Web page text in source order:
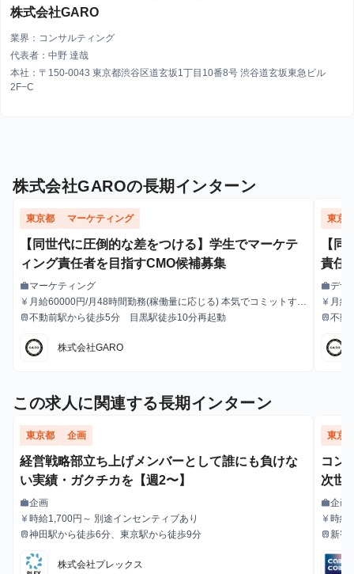
株式会社GARO
業界：コンサルティング
代表者：中野 達哉
本社：〒150-0043 東京都渋谷区道玄坂1丁目10番8号 渋谷道玄坂東急ビル
2F−C
株式会社GAROの長期インターン
東京都 マーケティング
【同世代に圧倒的な差をつける】学生でマーケテ
ィング責任者を目指すCMO候補募集
職種
workマーケティング
給与
currency_yen 月給60000円/月48時間勤務(稼働量に応じる) 本気でコミットすれ
ば、学生でも圧倒的な実績と報酬を得られる環境です。
最寄駅
train不動前駅から徒歩5分 目黒駅徒歩10分再起動
株式会社GARO
東京
【
責任
職種
workデザ
給与
currency_yen 月給
ば、
最寄駅
train不動
この求人に関連する長期インターン
東京都 企画
経営戦略部立ち上げメンバーとして誰にも負けな
い実績・ガクチカを【週2〜】
職種
work企画
給与
currency_yen時給1,700円～ 別途インセンティブあり
最寄駅
train神田駅から徒歩6分、東京駅から徒歩9分
株式会社プレックス
東京
コン
次世
職種
work企画
給与
currency_yen時給
最寄駅
train 新宿